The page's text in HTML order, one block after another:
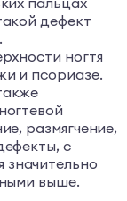
дефект
ногтя
и псориазе.
размягчение,
с
выше.